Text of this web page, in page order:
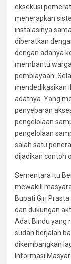
eksekusi
menerapkan
instalasinya
diberatkan
dengan adanya
membantu
pembiayaan.
mendedikasikan
adatnya. Yang
penyebaran
pengelolaan
pengelolaan
salah satu
dijadikan contoh
Sementara itu
mewakili
Bupati Giri
dan dukungan
Adat Bindu yang
sudah berjalan
dikembangkan
Informasi